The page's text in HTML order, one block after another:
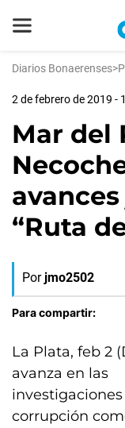
Diarios Bonaerenses>
2 de febrero de 2019 -
Mar del
“Ruta
Por jmo2502
Para compartir:
La Plata, feb 2
avanza en las
corrupción